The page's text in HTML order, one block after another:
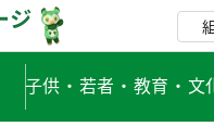
子供・若者・教育・文